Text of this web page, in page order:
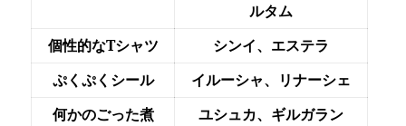
ルタム
個性的なTシャツ
シンイ、エステラ
ぷくぷくシール
イルーシャ、リナーシェ
何かのごった煮
ユシュカ、ギルガラン